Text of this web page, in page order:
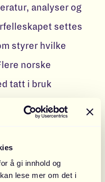
å gi innhold og
lese mer om det i
analyser og
settes
styrer hvilke
norske
tatt i bruk
kategori - så du
mye som 6,1